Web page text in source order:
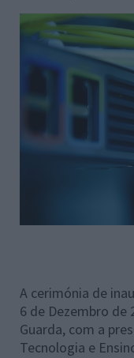
A cerimónia de
6 de Dezembro
Guarda, com a
Tecnologia e